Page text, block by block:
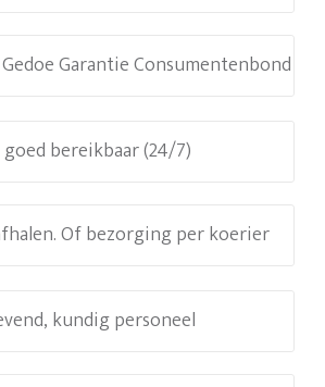
Garantie Consumentenbond
bereikbaar (24/7)
Of bezorging per koerier
kundig personeel